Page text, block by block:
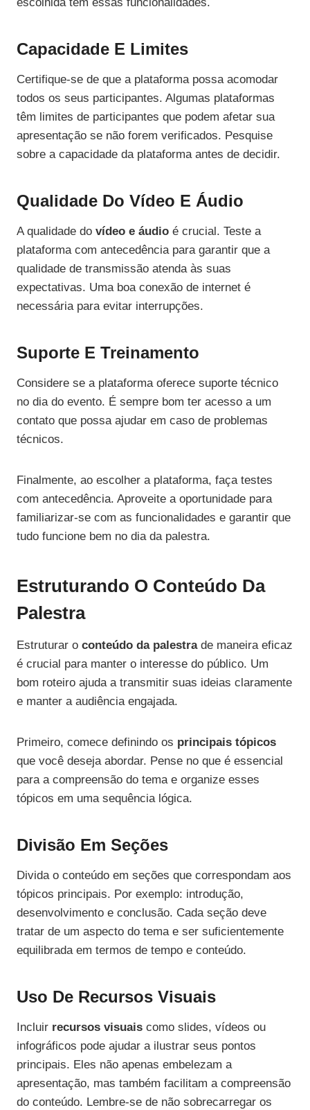
Capacidade E Limites
Certifique-se de que a plataforma possa acomodar
todos os seus participantes. Algumas plataformas
têm limites de participantes que podem afetar sua
apresentação se não forem verificados. Pesquise
sobre a capacidade da plataforma antes de decidir.
Qualidade Do Vídeo E Áudio
A qualidade do vídeo e áudio é crucial. Teste a
plataforma com antecedência para garantir que a
qualidade de transmissão atenda às suas
expectativas. Uma boa conexão de internet é
necessária para evitar interrupções.
Suporte E Treinamento
Considere se a plataforma oferece suporte técnico
no dia do evento. É sempre bom ter acesso a um
contato que possa ajudar em caso de problemas
técnicos.
Finalmente, ao escolher a plataforma, faça testes
com antecedência. Aproveite a oportunidade para
familiarizar-se com as funcionalidades e garantir que
tudo funcione bem no dia da palestra.
Estruturando O Conteúdo Da
Palestra
Estruturar o conteúdo da palestrade maneira eficaz
é crucial para manter o interesse do público. Um
bom roteiro ajuda a transmitir suas ideias claramente
e manter a audiência engajada.
Primeiro, comece definindo os principais tópicos
que você deseja abordar. Pense no que é essencial
para a compreensão do tema e organize esses
tópicos em uma sequência lógica.
Divisão Em Seções
Divida o conteúdo em seções que correspondam aos
tópicos principais. Por exemplo: introdução,
desenvolvimento e conclusão. Cada seção deve
tratar de um aspecto do tema e ser suficientemente
equilibrada em termos de tempo e conteúdo.
Uso De Recursos Visuais
Incluir recursos visuais como slides, vídeos ou
infográficos pode ajudar a ilustrar seus pontos
principais. Eles não apenas embelezam a
apresentação, mas também facilitam a compreensão
do conteúdo. Lembre-se de não sobrecarregar os